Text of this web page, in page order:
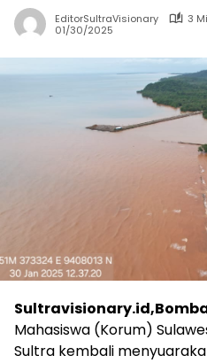
EditorSultraVisionary
3
01/30/2025
Mahasiswa (Korum)
Sultra kembali